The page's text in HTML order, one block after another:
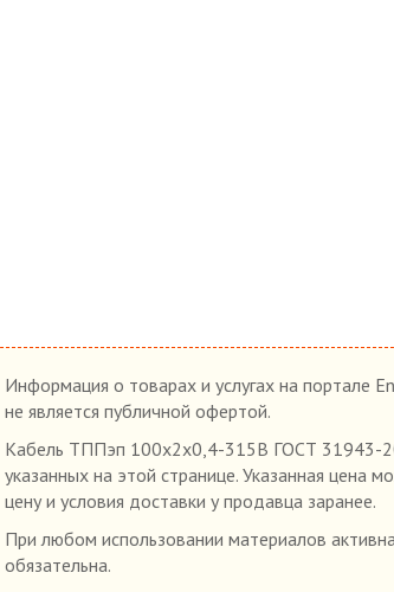
Информация о товарах и услугах на портале
не является публичной офертой.
Кабель ТППэп 100х2х0,4-315В ГОСТ 31943-
указанных на этой странице. Указанная цена
цену и условия доставки у продавца заранее.
При любом использовании материалов
обязательна.